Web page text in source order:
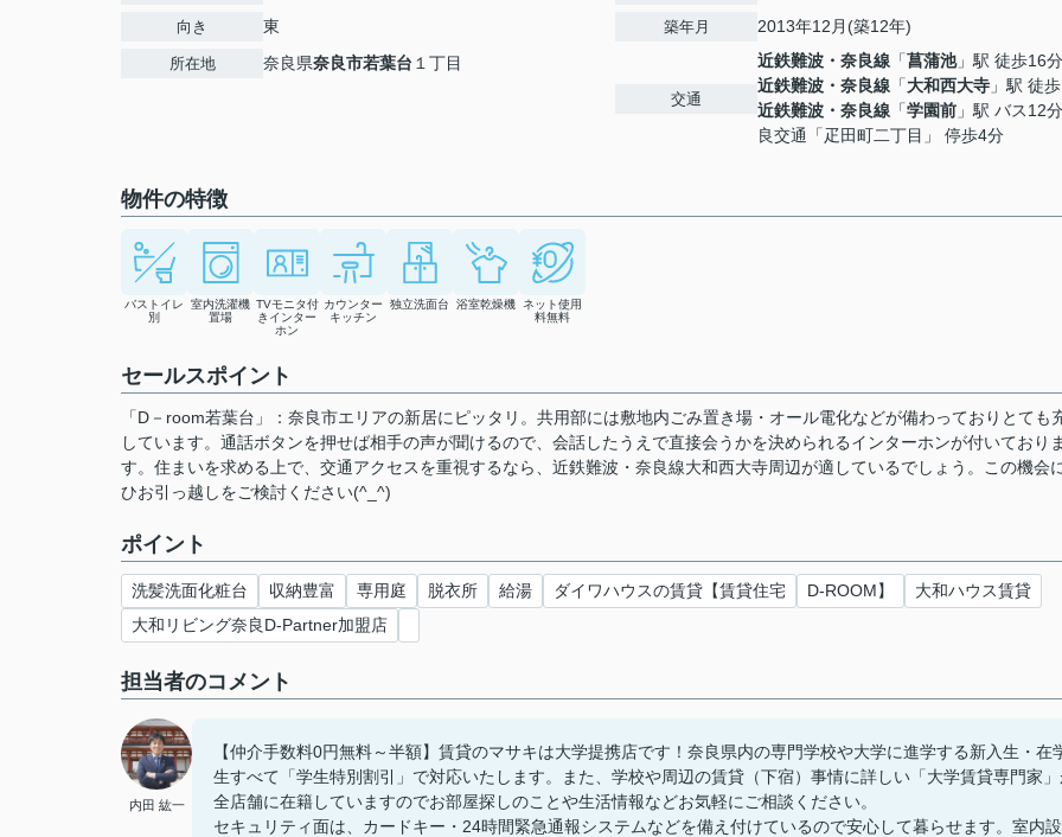
向き 東
所在地 奈良県奈良市若葉台 １丁目
築年月 2013年12月(築12年)
交通
近鉄難波・奈良線 「菖蒲池」駅 徒歩16分
近鉄難波・奈良線 「大和西大寺 」駅 徒
近鉄難波・奈良線 「学園前 」駅 バス12
良交通「疋田町二丁目」 停歩4分
物件の特徴
バストイレ
別
室内洗濯機
置場
TVモニタ付
きインター
ホン
カウンター
キッチン
独立洗面台 浴室乾燥機 ネット使用
料無料
セールスポイント
「D－room若葉台」：奈良市エリアの新居にピッタリ。共用部には敷地内ごみ置き場・オール電化などが備わっておりとても
しています。通話ボタンを押せば相手の声が聞けるので、会話したうえで直接会うかを決められるインターホンが付いておりま
す。住まいを求める上で、交通アクセスを重視するなら、近鉄難波・奈良線大和西大寺周辺が適しているでしょう。この機会
ひお引っ越しをご検討ください(^_^)
ポイント
洗髪洗面化粧台 収納豊富 専用庭 脱衣所 給湯 ダイワハウスの賃貸【賃貸住宅 D-ROOM】
大和ハウス賃貸
大和リビング奈良D-Partner加盟店
担当者のコメント
内田 紘一
【仲介手数料0円無料～半額】賃貸のマサキは大学提携店です！奈良県内の専門学校や大学に進学する新入生・在
生すべて「学生特別割引」で対応いたします。また、学校や周辺の賃貸（下宿）事情に詳しい「大学賃貸専門家
全店舗に在籍していますのでお部屋探しのことや生活情報などお気軽にご相談ください。
セキュリティ面は、カードキー・24時間緊急通報システムなどを備え付けているので安心して暮らせます。室内設